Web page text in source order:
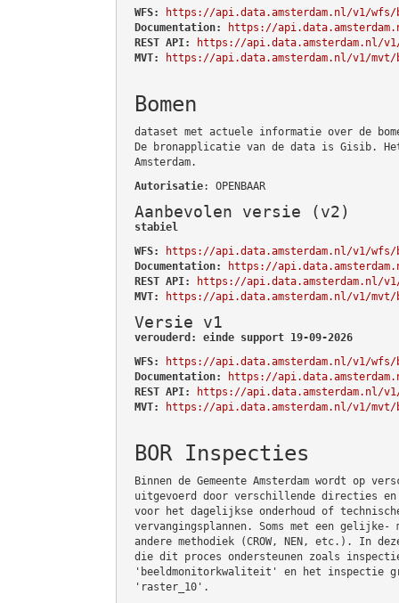
WFS:
https://api.data.amsterdam.nl/v1/wfs/
Documentation:
https://
REST API:
https://api.data.amsterdam.nl/v1/
MVT:
https://api.data.amsterdam.nl/v1/mvt/
Bomen
dataset met actuele informatie over de
De bronapplicatie van de data is Gisib. Het
Amsterdam.
Autorisatie: OPENBAAR
Aanbevolen versie (v2)
stabiel
WFS:
https://api.data.amsterdam.nl/v1/wfs/
Documentation:
https://
REST API:
https://api.data.amsterdam.nl/v1/
MVT:
https://api.data.amsterdam.nl/v1/mvt/
Versie v1
verouderd: einde support 19-09-2026
WFS:
https://api.data.amsterdam.nl/v1/wfs/
Documentation:
https://
REST API:
https://api.data.amsterdam.nl/v1/
MVT:
https://api.data.amsterdam.nl/v1/mvt/
BOR Inspecties
Binnen de Gemeente Amsterdam wordt op
uitgevoerd door verschillende directies
voor het dagelijkse onderhoud of
vervangingsplannen. Soms met een gelijke-
andere methodiek (CROW, NEN, etc.). In
die dit proces ondersteunen zoals
'beeldmonitorkwaliteit' en het inspectie
'raster_10'.